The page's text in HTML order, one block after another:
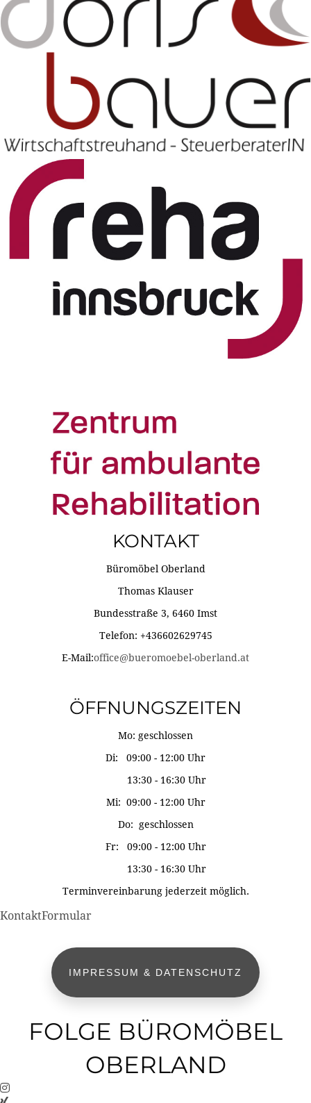
KONTAKT
Büromöbel Oberland
Thomas Klauser
Bundesstraße 3, 6460 Imst
Telefon: +436602629745
E-Mail:office@bueromoebel-oberland.at
ÖFFNUNGSZEITEN
Mo: geschlossen
Di: 09:00 - 12:00 Uhr
13:30 - 16:30 Uhr
Mi: 09:00 - 12:00 Uhr
Do: geschlossen
Fr: 09:00 - 12:00 Uhr
13:30 - 16:30 Uhr
Terminvereinbarung jederzeit möglich.
KontaktFormular
IMPRESSUM & DATENSCHUTZ
FOLGE BÜROMÖBEL
OBERLAND